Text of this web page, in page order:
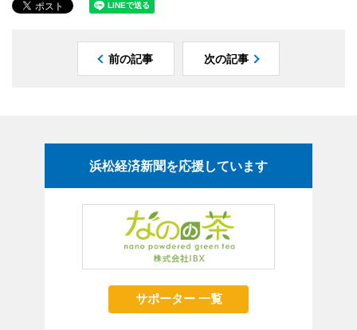
前の記事 次の記事
浜松経済新聞を応援しています
サポーター 一覧